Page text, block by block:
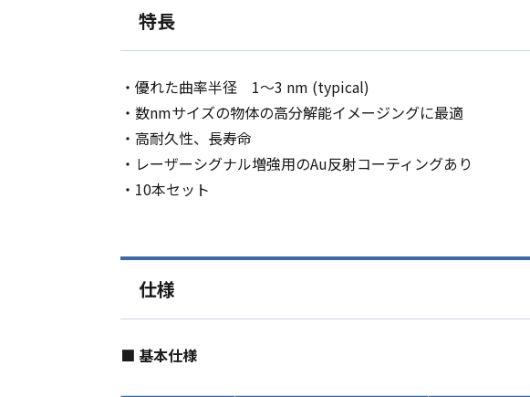
特長
・優れた曲率半径 1～3 nm (typical)
・数nmサイズの物体の高分解能イメージングに最適
・高耐久性、長寿命
・レーザーシグナル増強用のAu反射コーティングあり
・ 10本セット
仕様
■ 基本仕様